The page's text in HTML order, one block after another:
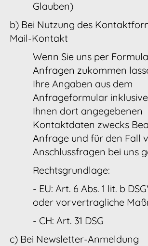
Glauben)
b) Bei Nutzung des
Mail-Kontakt
Wenn Sie uns per
Anfragen zukommen
Ihre Angaben aus dem
Anfrageformular
Ihnen dort angegebenen
Kontaktdaten zwecks
Anfrage und für den Fall
Anschlussfragen bei uns
Rechtsgrundlage:
- EU: Art. 6 Abs. 1 lit. b
oder vorvertragliche
- CH: Art. 31 DSG
c) Bei Newsletter-Anmeldung